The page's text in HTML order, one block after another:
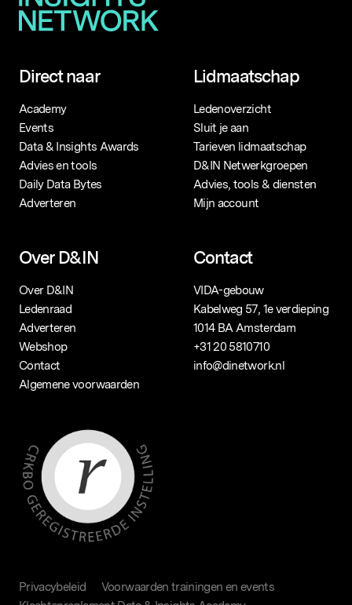
Direct naar
Academy
Events
Data & Insights Awards
Advies en tools
Daily Data Bytes
Adverteren
Lidmaatschap
Ledenoverzicht
Sluit je aan
Tarieven lidmaatschap
D&IN Netwerkgroepen
Advies, tools & diensten
Mijn account
Over D&IN
Over D&IN
Ledenraad
Adverteren
Webshop
Contact
Algemene voorwaarden
Contact
VIDA-gebouw
Kabelweg 57, 1e verdieping
1014 BA Amsterdam
+31 20 5810710
info@dinetwork.nl
Privacybeleid
Voorwaarden trainingen en events